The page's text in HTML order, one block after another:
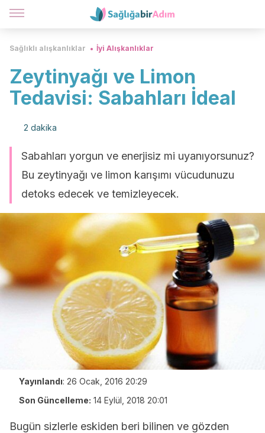
Sağlıklı alışkanlıklar İyi Alışkanlıklar
Zeytinyağı ve Limon
Tedavisi: Sabahları İdeal
2 dakika
Sabahları yorgun ve enerjisiz mi uyanıyorsunuz?
Bu zeytinyağı ve limon karışımı vücudunuzu
detoks edecek ve temizleyecek.
Yayınlandı: 26 Ocak, 2016 20:29
Son Güncelleme: 14 Eylül, 2018 20:01
Bugün sizlerle eskiden beri bilinen ve gözden